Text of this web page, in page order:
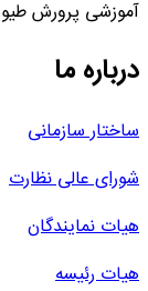
آموزشی پرورش
درباره ما
ساختار سازمانی
شورای عالی نظارت
هیات نمایندگان
هیات رئیسه